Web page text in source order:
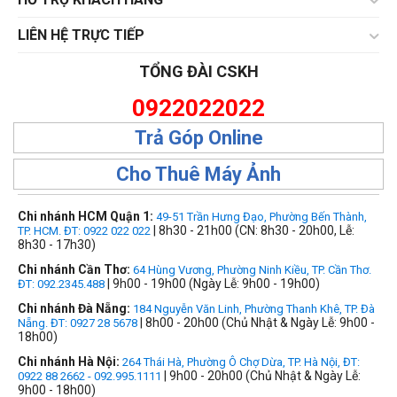
LIÊN HỆ TRỰC TIẾP
TỔNG ĐÀI CSKH
0922022022
Trả Góp Online
Cho Thuê Máy Ảnh
Chi nhánh HCM Quận 1: 49-51 Trần Hưng Đạo, Phường Bến Thành,
TP. HCM. ĐT: 0922 022 022 | 8h30 - 21h00 (CN: 8h30 - 20h00, Lễ:
8h30 - 17h30)
Chi nhánh Cần Thơ: 64 Hùng Vương, Phường Ninh Kiều, TP. Cần Thơ.
ĐT: 092.2345.488 | 9h00 - 19h00 (Ngày Lễ: 9h00 - 19h00)
Chi nhánh Đà Nẵng: 184 Nguyễn Văn Linh, Phường Thanh Khê, TP. Đà
Nẵng. ĐT: 0927 28 5678 | 8h00 - 20h00 (Chủ Nhật & Ngày Lễ: 9h00 -
18h00)
Chi nhánh Hà Nội: 264 Thái Hà, Phường Ô Chợ Dừa, TP. Hà Nội, ĐT:
0922 88 2662 - 092.995.1111
| 9h00 - 20h00 (Chủ Nhật & Ngày Lễ:
9h00 - 18h00)